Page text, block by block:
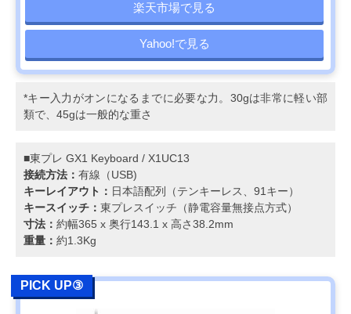
楽天市場で見る
Yahoo!で見る
*キー入力がオンになるまでに必要な力。30gは非常に軽い部
類で、45gは一般的な重さ
■東プレ GX1 Keyboard / X1UC13
接続方法： 有線（USB)
キーレイアウト： ⽇本語配列（テンキーレス、91キー）
キースイッチ： 東プレスイッチ（静電容量無接点方式）
寸法： 約幅365 x 奥行143.1 x 高さ38.2mm
重量： 約1.3Kg
PICK UP③